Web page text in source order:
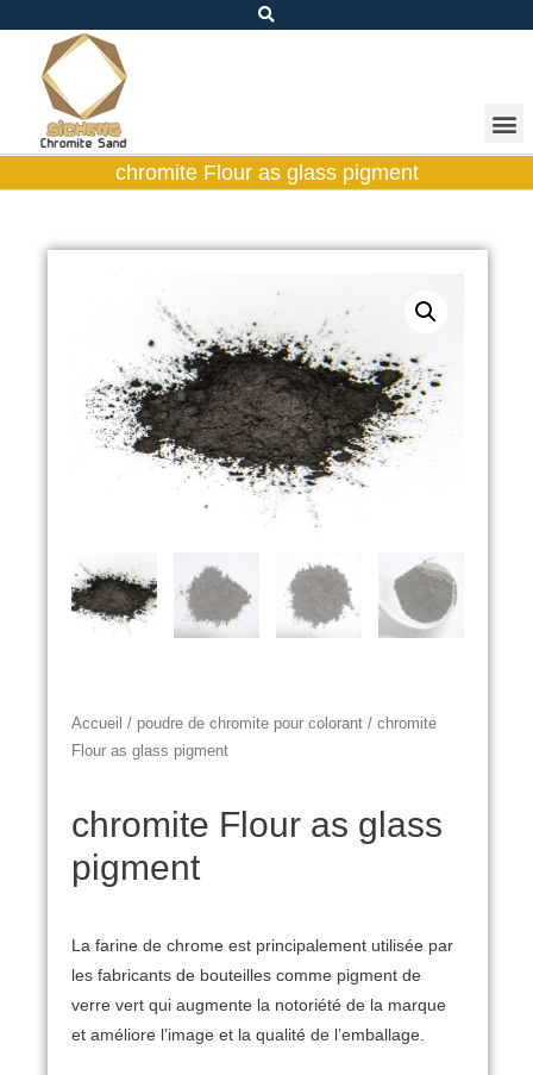
chromite Flour as glass pigment
Accueil / poudre de chromite pour colorant / chromite
Flour as glass pigment
chromite Flour as glass
pigment
La farine de chrome est principalement utilisée par
les fabricants de bouteilles comme pigment de
verre vert qui augmente la notoriété de la marque
et améliore l’image et la qualité de l’emballage.